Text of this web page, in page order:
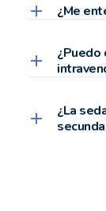
¿Me
¿Puedo
¿La